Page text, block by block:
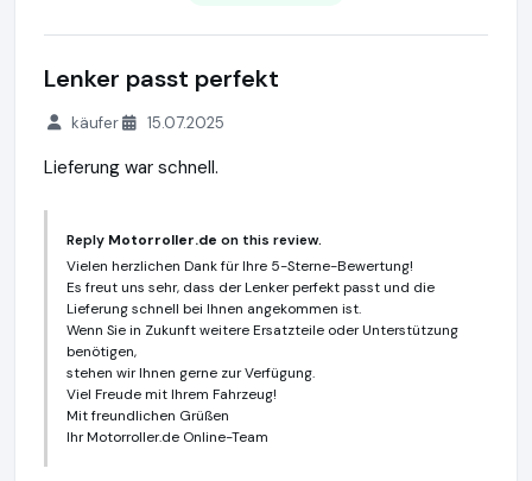
Lenker passt perfekt
käufer 15.07.2025
Lieferung war schnell.
Reply Motorroller.de on this review.
Vielen herzlichen Dank für Ihre 5-Sterne-Bewertung!
Es freut uns sehr, dass der Lenker perfekt passt und die
Lieferung schnell bei Ihnen angekommen ist.
Wenn Sie in Zukunft weitere Ersatzteile oder Unterstützung
benötigen,
stehen wir Ihnen gerne zur Verfügung.
Viel Freude mit Ihrem Fahrzeug!
Mit freundlichen Grüßen
Ihr Motorroller.de Online-Team